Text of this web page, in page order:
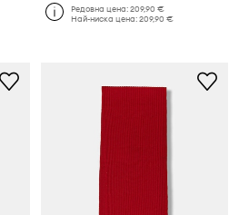
Редовна цена:209,90 €
Най-ниска цена:209,90 €